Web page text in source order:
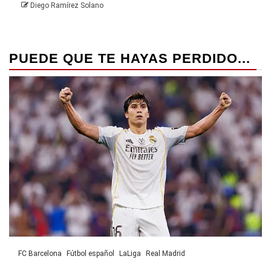
Diego Ramírez Solano
PUEDE QUE TE HAYAS PERDIDO...
FC Barcelona Fútbol español LaLiga Real Madrid